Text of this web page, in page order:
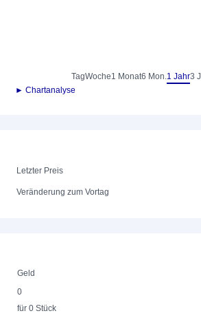
TagWoche1 Monat6 Mon.1 Jahr3
► Chartanalyse
Letzter Preis
Veränderung zum Vortag
Geld
0
für 0 Stück